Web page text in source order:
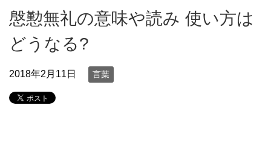
慇懃無礼の意味や読み 使い方は
どうなる?
2018年2月11日 言葉